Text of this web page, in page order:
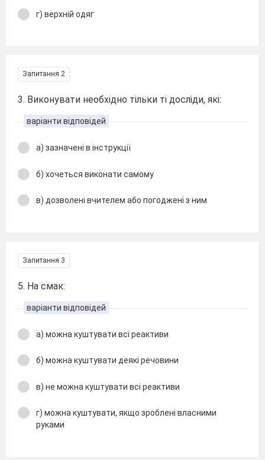
г) верхній одяг
Запитання 2
3. Виконувати необхідно тільки ті досліди, які:
варіанти відповідей
а) зазначені в інструкції
б) хочеться виконати самому
в) дозволені вчителем або погоджені з ним
Запитання 3
5. На смак:
варіанти відповідей
а) можна куштувати всі реактиви
б) можна куштувати деякі речовини
в) не можна куштувати всі реактиви
г) можна куштувати, якщо зроблені власними
руками